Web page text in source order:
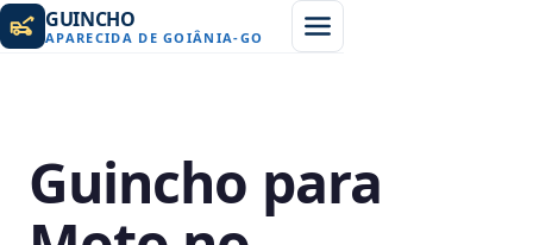
GUINCHO
APARECIDA DE GOIÂNIA-GO
Guincho para